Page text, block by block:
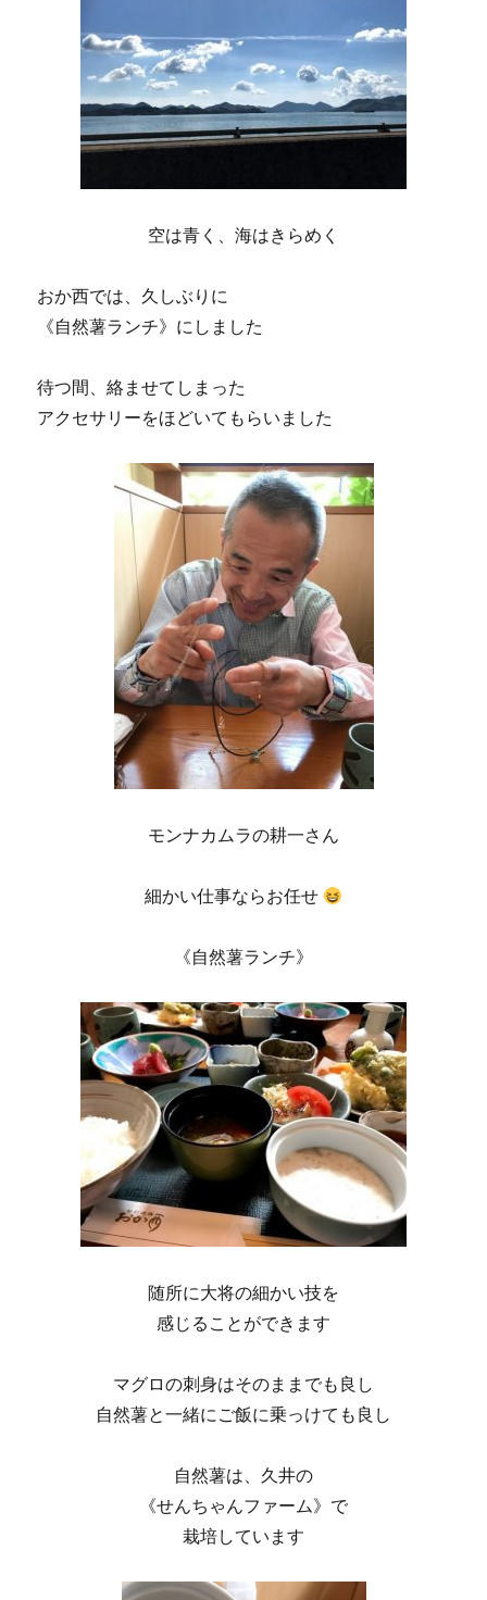
空は青く、海はきらめく
おか西では、久しぶりに
《自然薯ランチ》にしました
待つ間、絡ませてしまった
アクセサリーをほどいてもらいました
モンナカムラの耕一さん
細かい仕事ならお任せ
《自然薯ランチ》
随所に大将の細かい技を
感じることができます
マグロの刺身はそのままでも良し
自然薯と一緒にご飯に乗っけても良し
自然薯は、久井の
《せんちゃんファーム》で
栽培しています